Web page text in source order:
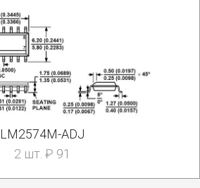
LM2574M-ADJ
2 шт. ₽ 91